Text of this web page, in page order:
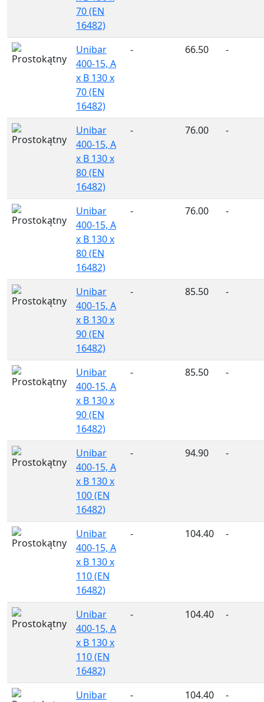
70 (EN
16482)
Unibar
400-15, A
x B 130 x
70 (EN
16482)
- 66.50 -
Unibar
400-15, A
x B 130 x
80 (EN
16482)
- 76.00 -
Unibar
400-15, A
x B 130 x
80 (EN
16482)
- 76.00 -
Unibar
400-15, A
x B 130 x
90 (EN
16482)
- 85.50 -
Unibar
400-15, A
x B 130 x
90 (EN
16482)
- 85.50 -
Unibar
400-15, A
x B 130 x
100 (EN
16482)
- 94.90 -
Unibar
400-15, A
x B 130 x
110 (EN
16482)
- 104.40 -
Unibar
400-15, A
x B 130 x
110 (EN
16482)
- 104.40 -
Unibar
- 104.40 -